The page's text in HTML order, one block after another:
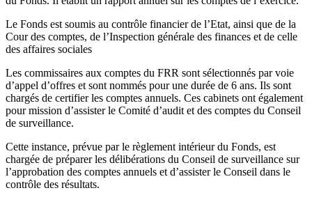
Le Fonds est soumis au contrôle financier de l’Etat, ainsi que de la
Cour des comptes, de l’Inspection générale des finances et de celle
des affaires sociales
Les commissaires aux comptes du FRR sont sélectionnés par voie
d’appel d’offres et sont nommés pour une durée de 6 ans. Ils sont
chargés de certifier les comptes annuels. Ces cabinets ont également
pour mission d’assister le Comité d’audit et des comptes du Conseil
de surveillance.
Cette instance, prévue par le règlement intérieur du Fonds, est
chargée de préparer les délibérations du Conseil de surveillance sur
l’approbation des comptes annuels et d’assister le Conseil dans le
contrôle des résultats.